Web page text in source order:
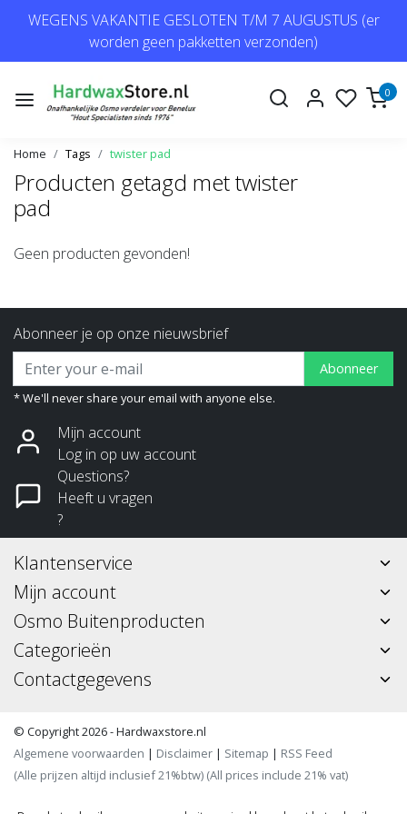
WEGENS VAKANTIE GESLOTEN T/M 7 AUGUSTUS (er
worden geen pakketten verzonden)
0
Home Tags twister pad
Producten getagd met twister
pad
Geen producten gevonden!
Abonneer je op onze nieuwsbrief
Abonneer
* We'll never share your email with anyone else.
Mijn account
Log in op uw account
Questions?
Heeft u vragen
?
Klantenservice
Mijn account
Osmo Buitenproducten
Categorieën
Contactgegevens
© Copyright 2026 - Hardwaxstore.nl
Algemene voorwaarden | Disclaimer | Sitemap | RSS Feed
(Alle prijzen altijd inclusief 21%btw) (All prices include 21% vat)